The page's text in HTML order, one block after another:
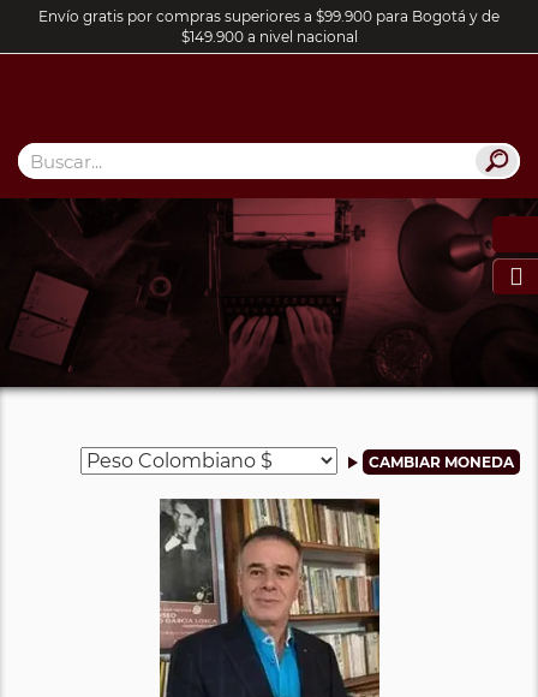
Envío gratis por compras superiores a $99.900 para Bogotá y de
$149.900 a nivel nacional
